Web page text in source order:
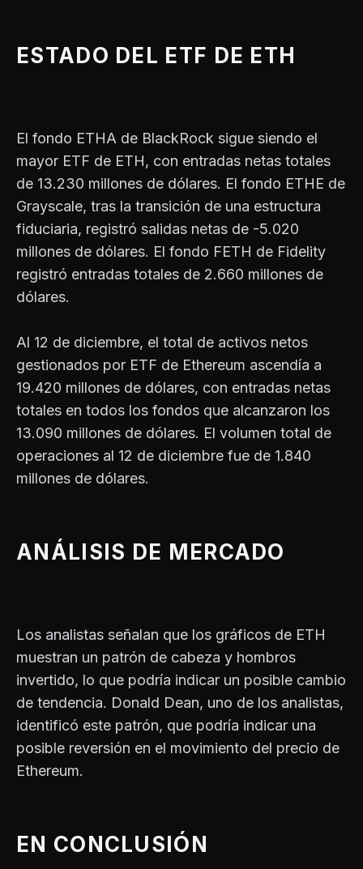
ESTADO DEL ETF DE ETH
El fondo ETHA de BlackRock sigue siendo el
mayor ETF de ETH, con entradas netas totales
de 13.230 millones de dólares. El fondo ETHE de
Grayscale, tras la transición de una estructura
fiduciaria, registró salidas netas de -5.020
millones de dólares. El fondo FETH de Fidelity
registró entradas totales de 2.660 millones de
dólares.
Al 12 de diciembre, el total de activos netos
gestionados por ETF de Ethereum ascendía a
19.420 millones de dólares, con entradas netas
totales en todos los fondos que alcanzaron los
13.090 millones de dólares. El volumen total de
operaciones al 12 de diciembre fue de 1.840
millones de dólares.
ANÁLISIS DE MERCADO
Los analistas señalan que los gráficos de ETH
muestran un patrón de cabeza y hombros
invertido, lo que podría indicar un posible cambio
de tendencia. Donald Dean, uno de los analistas,
identificó este patrón, que podría indicar una
posible reversión en el movimiento del precio de
Ethereum.
EN CONCLUSIÓN